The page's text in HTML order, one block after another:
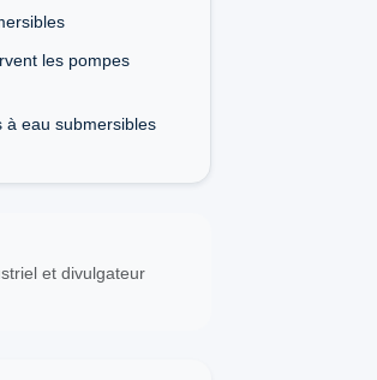
les pompes
à eau submersibles
et divulgateur